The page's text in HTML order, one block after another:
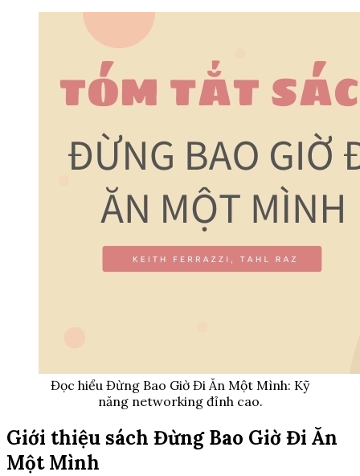
Đọc hiểu Đừng Bao Giờ Đi Ăn Một Mình: Kỹ
năng networking đỉnh cao.
Giới thiệu sách Đừng Bao Giờ Đi Ăn
Một Mình